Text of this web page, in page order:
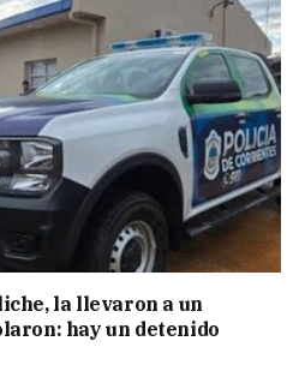
la llevaron a un
hay un detenido